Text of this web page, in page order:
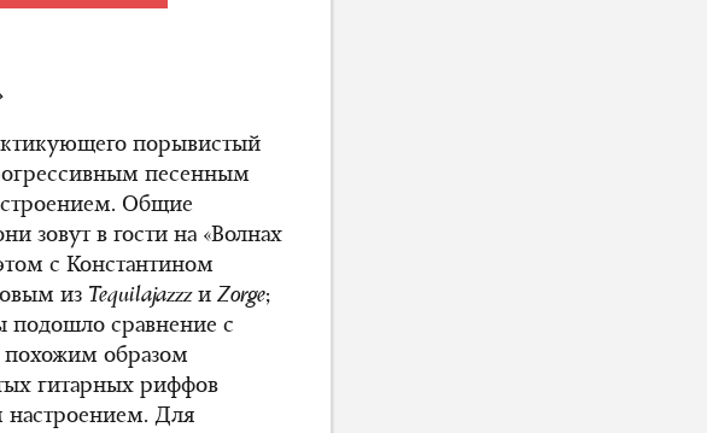
порывистый
песенным
Общие
зовут в гости на «Волнах
с Константином
из Tequilajazzzи Zorge;
подошло сравнение с
похожим образом
гитарных риффов
настроением. Для